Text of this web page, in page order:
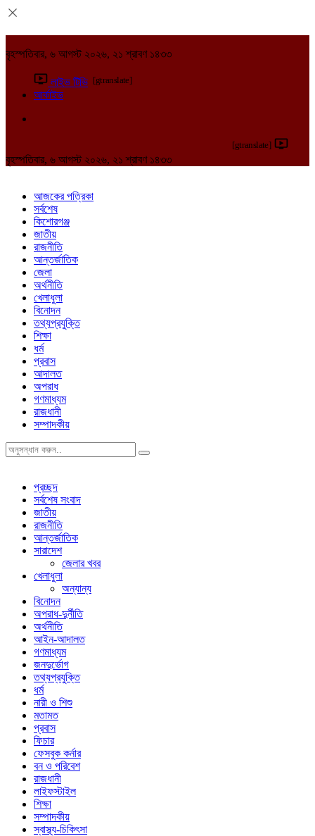
বৃহস্পতিবার, ৬ আগস্ট ২০২৬, ২১ শ্রাবণ ১৪৩৩
লাইভ টিভি [gtranslate]
আর্কাইভ
[gtranslate]
বৃহস্পতিবার, ৬ আগস্ট ২০২৬, ২১ শ্রাবণ ১৪৩৩
আজকের পত্রিকা
সর্বশেষ
কিশোরগঞ্জ
জাতীয়
রাজনীতি
আন্তর্জাতিক
জেলা
অর্থনীতি
খেলাধুলা
বিনোদন
তথ্যপ্রযুক্তি
শিক্ষা
ধর্ম
প্রবাস
আদালত
অপরাধ
গণমাধ্যম
রাজধানী
সম্পাদকীয়
প্রচ্ছদ
সর্বশেষ সংবাদ
জাতীয়
রাজনীতি
আন্তর্জাতিক
সারাদেশ
জেলার খবর
খেলাধুলা
অন্যান্য
বিনোদন
অপরাধ-দুর্নীতি
অর্থনীতি
আইন-আদালত
গণমাধ্যম
জনদুর্ভোগ
তথ্যপ্রযুক্তি
ধর্ম
নারী ও শিশু
মতামত
প্রবাস
ফিচার
ফেসবুক কর্নার
বন ও পরিবেশ
রাজধানী
লাইফস্টাইল
শিক্ষা
সম্পাদকীয়
স্বাস্থ্য-চিকিৎসা